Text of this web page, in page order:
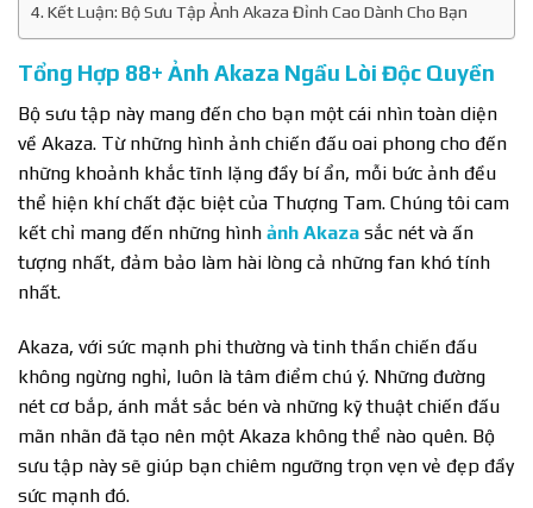
Kết Luận: Bộ Sưu Tập Ảnh Akaza Đỉnh Cao Dành Cho Bạn
Tổng Hợp 88+ Ảnh Akaza Ngầu Lòi Độc Quyền
Bộ sưu tập này mang đến cho bạn một cái nhìn toàn diện
về Akaza. Từ những hình ảnh chiến đấu oai phong cho đến
những khoảnh khắc tĩnh lặng đầy bí ẩn, mỗi bức ảnh đều
thể hiện khí chất đặc biệt của Thượng Tam. Chúng tôi cam
kết chỉ mang đến những hình ảnh Akaza sắc nét và ấn
tượng nhất, đảm bảo làm hài lòng cả những fan khó tính
nhất.
Akaza, với sức mạnh phi thường và tinh thần chiến đấu
không ngừng nghỉ, luôn là tâm điểm chú ý. Những đường
nét cơ bắp, ánh mắt sắc bén và những kỹ thuật chiến đấu
mãn nhãn đã tạo nên một Akaza không thể nào quên. Bộ
sưu tập này sẽ giúp bạn chiêm ngưỡng trọn vẹn vẻ đẹp đầy
sức mạnh đó.